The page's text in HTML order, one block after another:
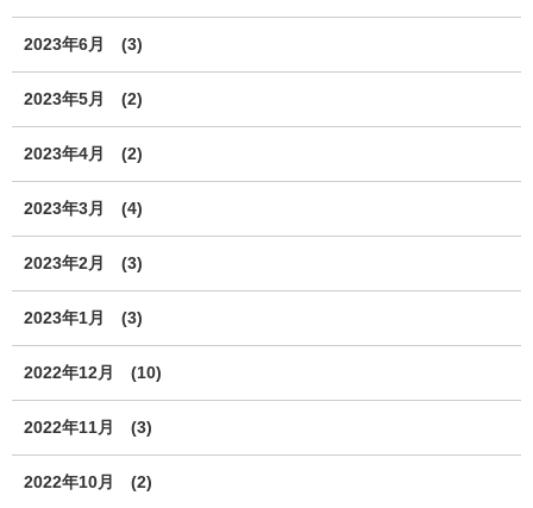
2023年6月 (3)
2023年5月 (2)
2023年4月 (2)
2023年3月 (4)
2023年2月 (3)
2023年1月 (3)
2022年12月 (10)
2022年11月 (3)
2022年10月 (2)